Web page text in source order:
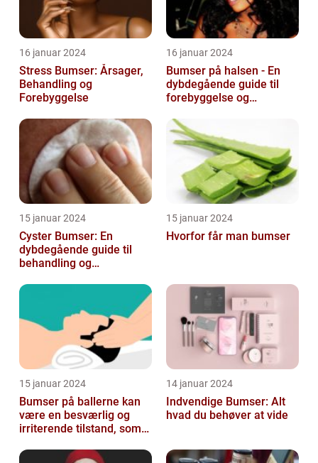
16 januar 2024
Stress Bumser: Årsager,
Behandling og
Forebyggelse
16 januar 2024
Bumser på halsen - En
dybdegående guide til
forebyggelse og
15 januar 2024
Cyster Bumser: En
dybdegående guide til
behandling og
15 januar 2024
Hvorfor får man bumser
15 januar 2024
Bumser på ballerne kan
være en besværlig og
irriterende tilstand, som
oplever på et ...
14 januar 2024
Indvendige Bumser: Alt
hvad du behøver at vide